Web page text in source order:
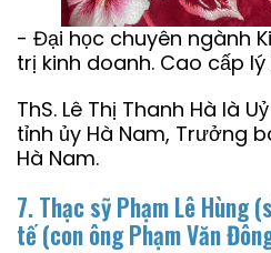
- Đại học chuyên ngành
trị kinh doanh. Cao cấp
ThS. Lê Thị Thanh Hà là
tỉnh ủy Hà Nam, Trưởng
Hà Nam.
7. Thạc sỹ Phạm Lê Hùng
tế(con ông Phạm Văn